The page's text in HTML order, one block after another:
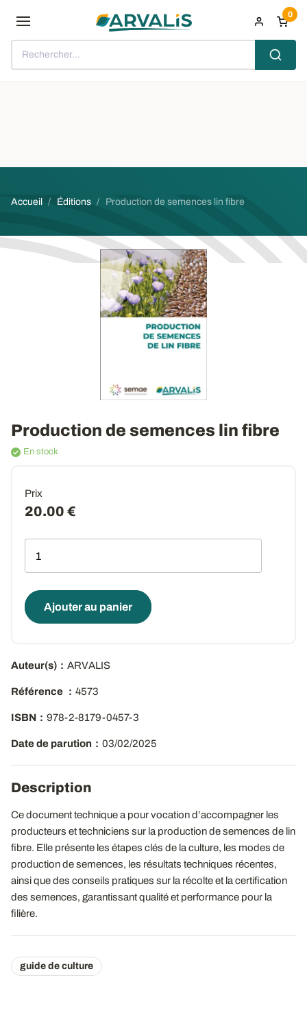
Rechercher...
0
Fil d'Ariane
Accueil Éditions Production de semences lin fibre
Production de semences lin fibre
En stock
Prix
20.00 €
Ajouter au panier
Auteur(s) ARVALIS
Référence 4573
ISBN 978-2-8179-0457-3
Date de parution 03/02/2025
Description
Ce document technique a pour vocation d’accompagner les
producteurs et techniciens sur la production de semences de lin
fibre. Elle présente les étapes clés de la culture, les modes de
production de semences, les résultats techniques récentes,
ainsi que des conseils pratiques sur la récolte et la certification
des semences, garantissant qualité et performance pour la
filière.
guide de culture